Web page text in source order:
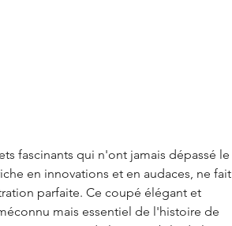
fascinants qui n'ont jamais dépassé le
en innovations et en audaces, ne fait
parfaite. Ce coupé élégant et
mais essentiel de l'histoire de